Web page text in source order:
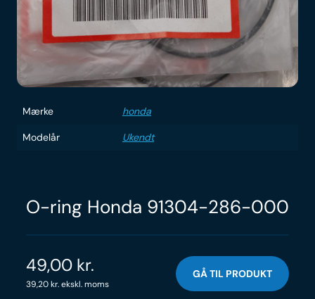
Mærke honda
Modelår Ukendt
O-ring Honda 91304-286-000
49,00 kr.
39,20kr.ekskl. moms
GÅ TIL PRODUKT